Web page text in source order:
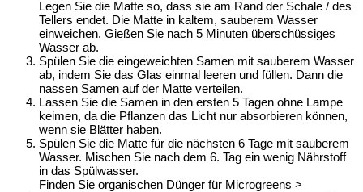
Legen Sie die Matte so, dass sie am Rand der Schale / des
Tellers endet. Die Matte in kaltem, sauberem Wasser
einweichen. Gießen Sie nach 5 Minuten überschüssiges
Wasser ab.
Spülen Sie die eingeweichten Samen mit sauberem Wasser
ab, indem Sie das Glas einmal leeren und füllen. Dann die
nassen Samen auf der Matte verteilen.
Lassen Sie die Samen in den ersten 5 Tagen ohne Lampe
keimen, da die Pflanzen das Licht nur absorbieren können,
wenn sie Blätter haben.
Spülen Sie die Matte für die nächsten 6 Tage mit sauberem
Wasser. Mischen Sie nach dem 6. Tag ein wenig Nährstoff
in das Spülwasser.
Finden Sie organischen Dünger für Microgreens >